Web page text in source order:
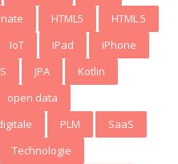
HTML5
HTML 5
IoT iPad
iPhone
JPA
Kotlin
open data
PLM
SaaS
Technologie